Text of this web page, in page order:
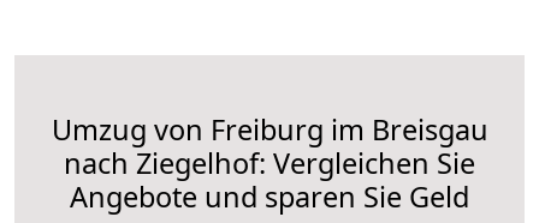
Umzug von Freiburg im Breisgau
nach Ziegelhof: Vergleichen Sie
Angebote und sparen Sie Geld